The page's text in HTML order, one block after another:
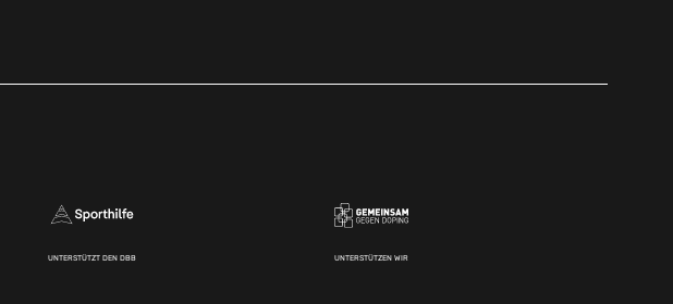
UNTERSTÜTZT DEN DBB UNTERSTÜTZEN WIR